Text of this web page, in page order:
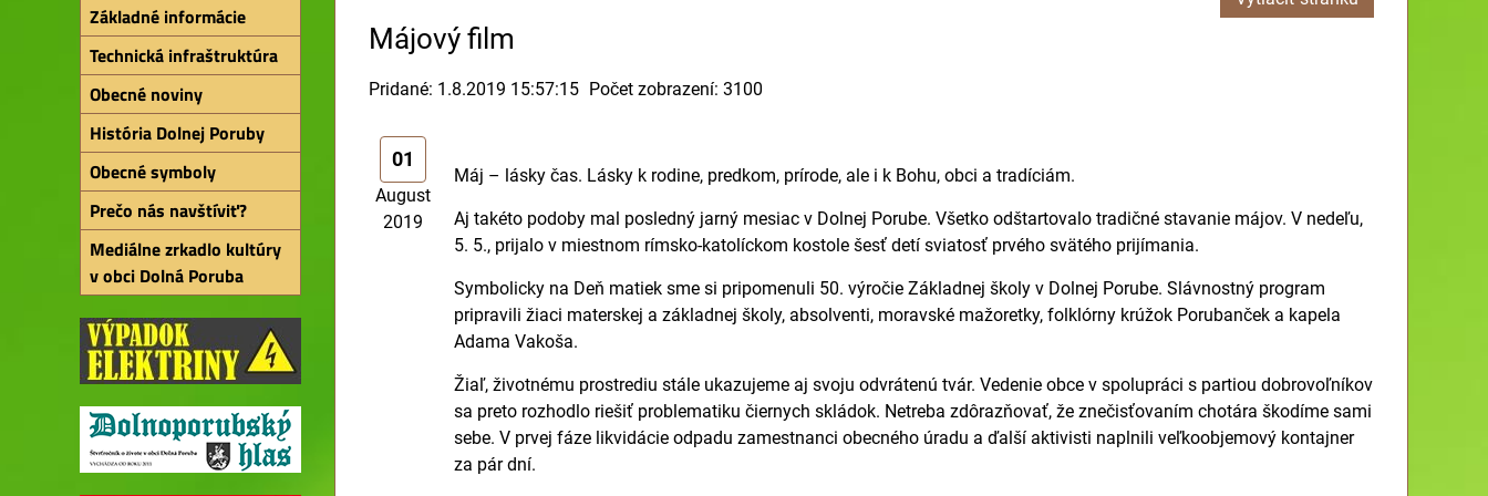
Májový film
Pridané: 1.8.2019 15:57:15 Počet zobrazení: 3100
01
August
2019
Máj – lásky čas. Lásky k rodine, predkom, prírode, ale i k Bohu, obci a tradíciám.
Aj takéto podoby mal posledný jarný mesiac v Dolnej Porube. Všetko odštartovalo tradičné stavanie májov. V nedeľu,
5. 5., prijalo v miestnom rímsko-katolíckom kostole šesť detí sviatosť prvého svätého prijímania.
Symbolicky na Deň matiek sme si pripomenuli 50. výročie Základnej školy v Dolnej Porube. Slávnostný program
pripravili žiaci materskej a základnej školy, absolventi, moravské mažoretky, folklórny krúžok Porubanček a kapela
Adama Vakoša.
Žiaľ, životnému prostrediu stále ukazujeme aj svoju odvrátenú tvár. Vedenie obce v spolupráci s partiou dobrovoľníkov
sa preto rozhodlo riešiť problematiku čiernych skládok. Netreba zdôrazňovať, že znečisťovaním chotára škodíme sami
sebe. V prvej fáze likvidácie odpadu zamestnanci obecného úradu a ďalší aktivisti naplnili veľkoobjemový kontajner
za pár dní.
Základné informácie
Technická infraštruktúra
Obecné noviny
História Dolnej Poruby
Obecné symboly
Prečo nás navštíviť?
Mediálne zrkadlo kultúry
v obci Dolná Poruba